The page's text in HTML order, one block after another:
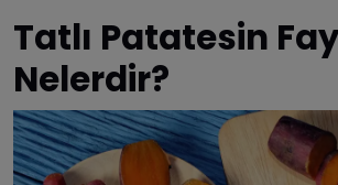
Tatlı Patatesin
Nelerdir?